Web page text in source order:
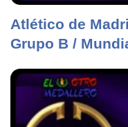
Atlético de
Grupo B /